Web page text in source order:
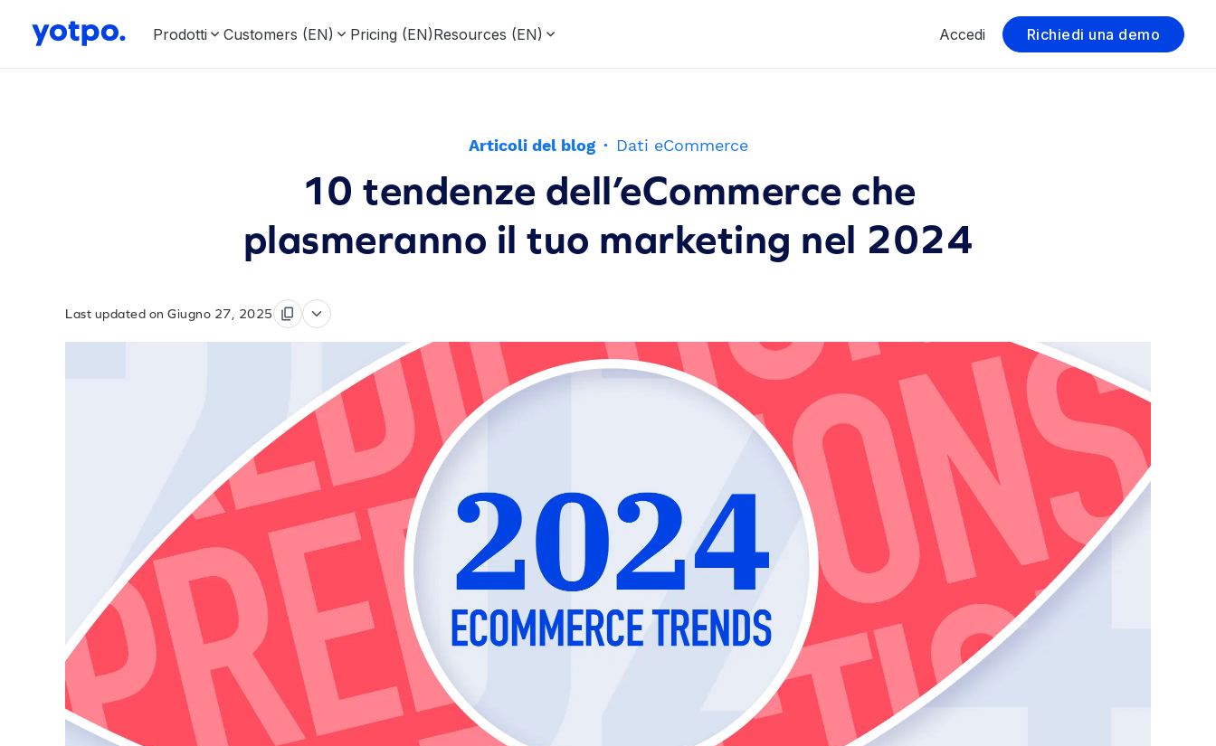
Prodotti Customers (EN) Pricing (EN)Resources (EN) Accedi Richiedi una demo
Articoli del blog · Dati eCommerce
10 tendenze dell’eCommerce che
plasmeranno il tuo marketing nel 2024
Last updated on Giugno 27, 2025